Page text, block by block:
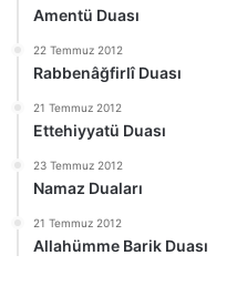
Amentü Duası
22 Temmuz 2012
Rabbenâğfirlî Duası
21 Temmuz 2012
Ettehiyyatü Duası
23 Temmuz 2012
Namaz Duaları
21 Temmuz 2012
Allahümme Barik Duası